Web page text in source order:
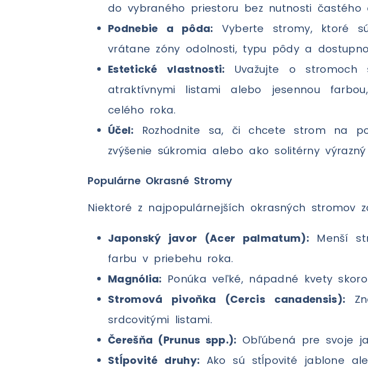
do vybraného priestoru bez nutnosti častého
Podnebie a pôda: Vyberte stromy, ktoré
vrátane zóny odolnosti, typu pôdy a
Estetické vlastnosti: Uvažujte o stromoch
atraktívnymi listami alebo jesennou
celého roka.
Účel: Rozhodnite sa, či chcete strom na
zvýšenie súkromia alebo ako solitérny
Populárne Okrasné Stromy
Niektoré z najpopulárnejších okrasných stromov
Japonský javor (Acer palmatum):Menší
farbu v priebehu roka.
Magnólia: Ponúka veľké, nápadné kvety
Stromová pivoňka (Cercis canadensis):
srdcovitými listami.
Čerešňa (Prunus spp.): Obľúbená pre svoje
Stĺpovité druhy: Ako sú stĺpovité jablone